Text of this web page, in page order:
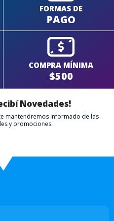
FORMAS DE
PAGO
COMPRA MÍNIMA
$500
Novedades!
mantendremos informado de las
y promociones.